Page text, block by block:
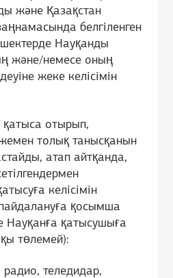
және Қазақстан
белгіленген
Науқанды
және/немесе оның
жеке келісімін
қатыса отырып,
толық танысқанын
атап айтқанда,
келісімін
қосымша
Науқанға қатысушыға
төлемей):
теледидар,